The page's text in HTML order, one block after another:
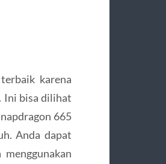
karena
Ini bisa dilihat
665
Anda dapat